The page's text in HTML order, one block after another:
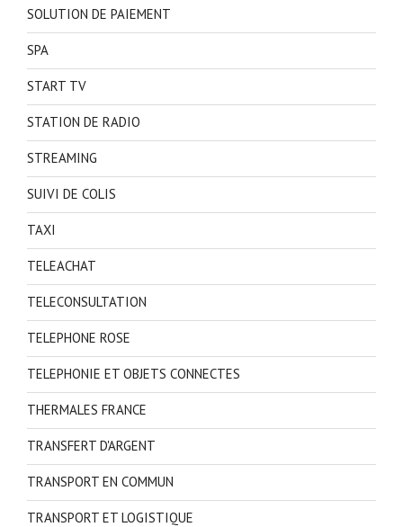
SOLUTION DE PAIEMENT
SPA
START TV
STATION DE RADIO
STREAMING
SUIVI DE COLIS
TAXI
TELEACHAT
TELECONSULTATION
TELEPHONE ROSE
TELEPHONIE ET OBJETS CONNECTES
THERMALES FRANCE
TRANSFERT D'ARGENT
TRANSPORT EN COMMUN
TRANSPORT ET LOGISTIQUE